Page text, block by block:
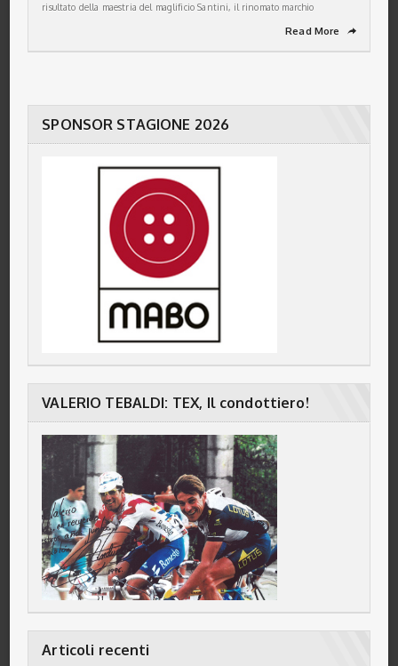
risultato della maestria del maglificio Santini, il rinomato marchio
Read More ➦
SPONSOR STAGIONE 2026
VALERIO TEBALDI: TEX, Il condottiero!
Articoli recenti